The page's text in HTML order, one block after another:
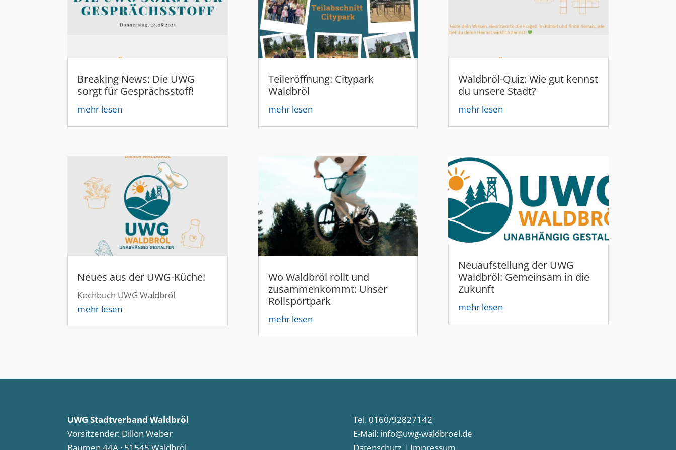
Breaking News: Die UWG
sorgt für Gesprächsstoff!
mehr lesen
Neues aus der UWG-Küche!
Kochbuch UWG Waldbröl
mehr lesen
Teileröffnung: Citypark
Waldbröl
mehr lesen
Wo Waldbröl rollt und
zusammenkommt: Unser
Rollsportpark
mehr lesen
Waldbröl-Quiz: Wie gut kennst
du unsere Stadt?
mehr lesen
Neuaufstellung der UWG
Waldbröl: Gemeinsam in die
Zukunft
mehr lesen
UWG Stadtverband Waldbröl
Vorsitzender: Dillon Weber
Tel. 0160/92827142
E-Mail: info@uwg-waldbroel.de